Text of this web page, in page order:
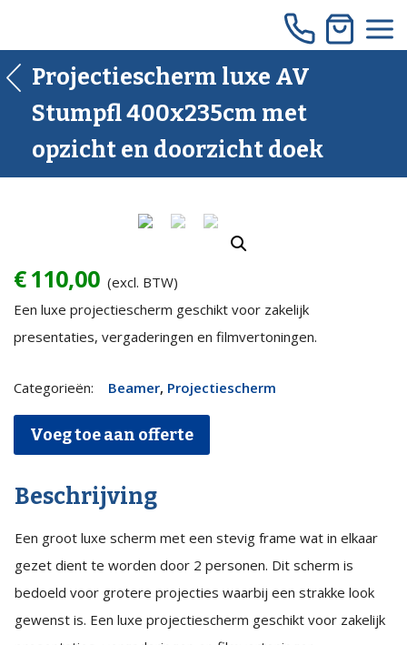
contentProjectiescherm luxe AV
Stumpfl 400x235cm met
opzicht en doorzicht doek
€110,00 (excl. BTW)
Een luxe projectiescherm geschikt voor zakelijk
presentaties, vergaderingen en filmvertoningen.
Projectiescherm
luxe
400x235cm
opzicht
en
doek
Categorieën: Beamer, Projectiescherm
Voeg toe aan offerte
Beschrijving
Een groot luxe scherm met een stevig frame wat in elkaar
gezet dient te worden door 2 personen. Dit scherm is
bedoeld voor grotere projecties waarbij een strakke look
gewenst is. Een luxe projectiescherm geschikt voor zakelijk